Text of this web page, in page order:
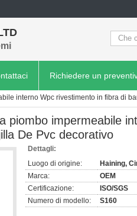
Richiedere un
interno Wpc rivestimento in fibra di
piombo impermeabile
De Pvc decorativo
Dettagli:
Luogo di origine:
Haining,
Marca:
OEM
Certificazione:
ISO/SGS
Numero di modello:
S160